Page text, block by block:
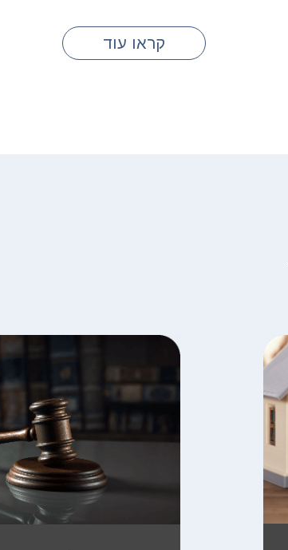
קראו עוד